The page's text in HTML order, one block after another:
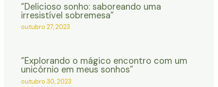
“Delicioso sonho: saboreando uma
irresistível sobremesa”
outubro 27, 2023
“Explorando o mágico encontro com um
unicórnio em meus sonhos”
outubro 30, 2023